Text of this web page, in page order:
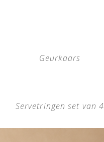
Geurkaars
Servetringen set van 4